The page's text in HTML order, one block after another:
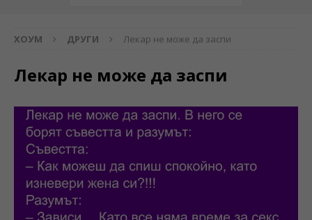
ХОУМ ДРУГИ Лекар не може да заспи
Лекар не може да заспи